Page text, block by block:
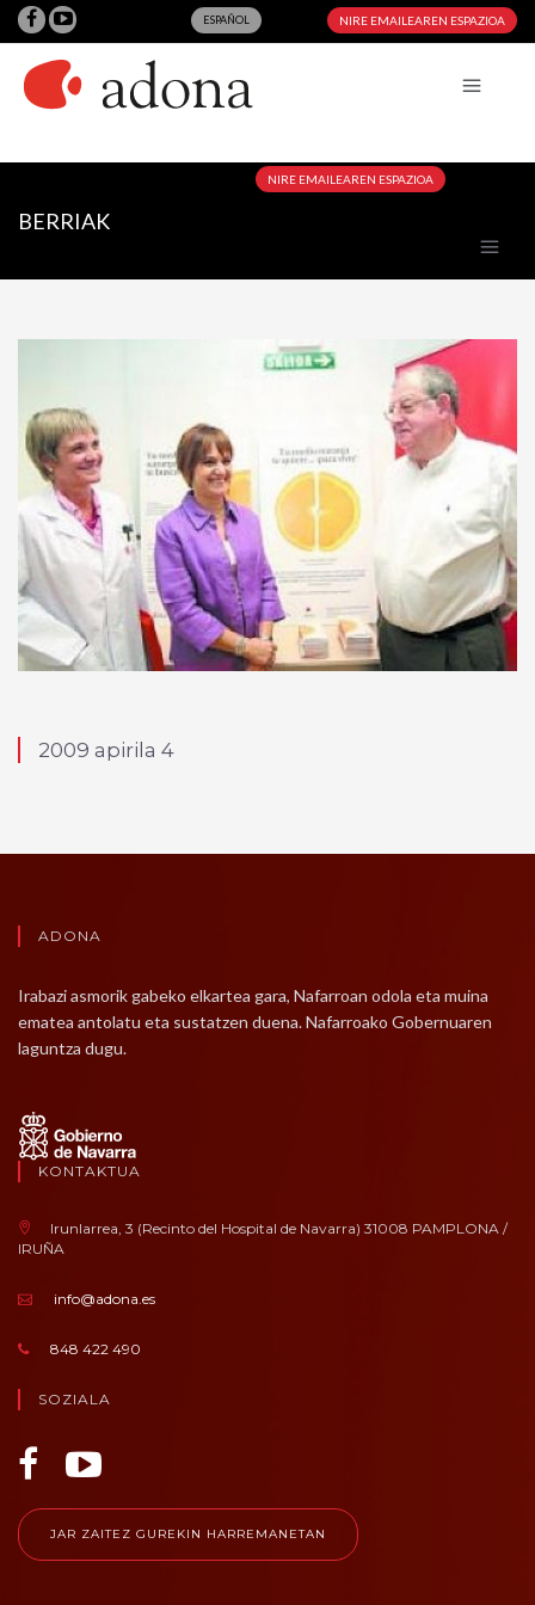
ESPAÑOL NIRE EMAILEAREN ESPAZIOA
NIRE EMAILEAREN ESPAZIOA
BERRIAK
2009 apirila 4
ADONA
Irabazi asmorik gabeko elkartea gara, Nafarroan odola eta muina
ematea antolatu eta sustatzen duena. Nafarroako Gobernuaren
laguntza dugu.
KONTAKTUA
Irunlarrea, 3 (Recinto del Hospital de Navarra) 31008 PAMPLONA /
IRUÑA
info@adona.es
848 422 490
SOZIALA
JAR ZAITEZ GUREKIN HARREMANETAN